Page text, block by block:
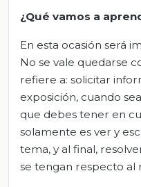
¿Qué vamos a
En esta ocasión será
No se vale quedarse
refiere a: solicitar
exposición, cuando
que debes tener en
solamente es ver y
tema, y al final,
se tengan respecto al